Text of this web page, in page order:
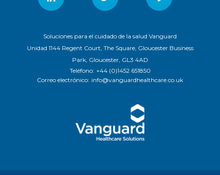
Soluciones para el cuidado de la salud Vanguard
Unidad 1144 Regent Court, The Square, Gloucester Business
Park, Gloucester, GL3 4AD
Teléfono: +44 (0)1452 651850
Correo electrónico: info@vanguardhealthcare.co.uk